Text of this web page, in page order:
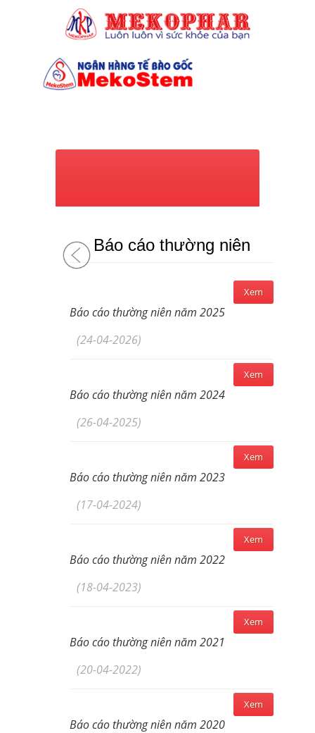
Báo cáo thường niên
Xem
Báo cáo thường niên năm 2025
(24-04-2026)
Xem
Báo cáo thường niên năm 2024
(26-04-2025)
Xem
Báo cáo thường niên năm 2023
(17-04-2024)
Xem
Báo cáo thường niên năm 2022
(18-04-2023)
Xem
Báo cáo thường niên năm 2021
(20-04-2022)
Xem
Báo cáo thường niên năm 2020